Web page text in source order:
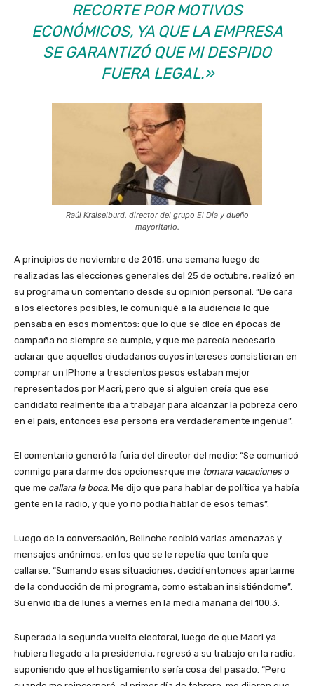
RECORTE POR MOTIVOS
ECONÓMICOS, YA QUE LA EMPRESA
SE GARANTIZÓ QUE MI DESPIDO
FUERA LEGAL.»
Raúl Kraiselburd, director del grupo El Día y dueño
mayoritario.
A principios de noviembre de 2015, una semana luego de
realizadas las elecciones generales del 25 de octubre, realizó en
su programa un comentario desde su opinión personal. “De cara
a los electores posibles, le comuniqué a la audiencia lo que
pensaba en esos momentos: que lo que se dice en épocas de
campaña no siempre se cumple, y que me parecía necesario
aclarar que aquellos ciudadanos cuyos intereses consistieran en
comprar un IPhone a trescientos pesos estaban mejor
representados por Macri, pero que si alguien creía que ese
candidato realmente iba a trabajar para alcanzar la pobreza cero
en el país, entonces esa persona era verdaderamente ingenua”.
El comentario generó la furia del director del medio: “Se comunicó
conmigo para darme dos opciones:que me tomara vacaciones o
que me callara la boca. Me dijo que para hablar de política ya había
gente en la radio, y que yo no podía hablar de esos temas”.
Luego de la conversación, Belinche recibió varias amenazas y
mensajes anónimos, en los que se le repetía que tenía que
callarse. “Sumando esas situaciones, decidí entonces apartarme
de la conducción de mi programa, como estaban insistiéndome”.
Su envío iba de lunes a viernes en la media mañana del 100.3.
Superada la segunda vuelta electoral, luego de que Macri ya
hubiera llegado a la presidencia, regresó a su trabajo en la radio,
suponiendo que el hostigamiento sería cosa del pasado. “Pero